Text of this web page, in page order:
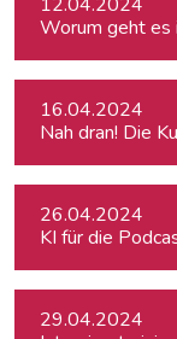
Worum geht es
16.04.2024
Nah dran! Die
26.04.2024
KI für die
29.04.2024